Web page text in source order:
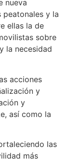
nueva
y la
ellas la de
sobre
la necesidad
acciones
y
y
así como la
las
más